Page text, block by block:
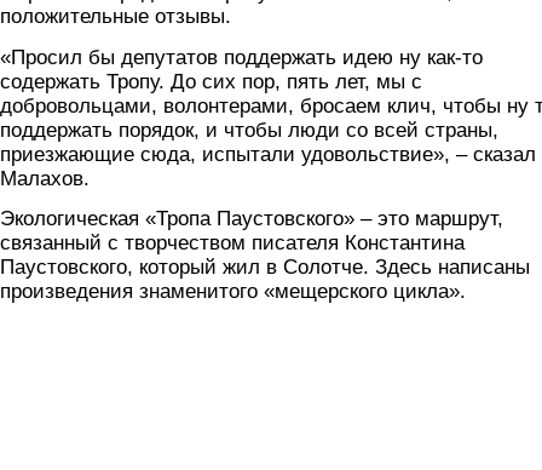
положительные отзывы.
«Просил бы депутатов поддержать идею ну как-то
содержать Тропу. До сих пор, пять лет, мы с
добровольцами, волонтерами, бросаем клич, чтобы ну
поддержать порядок, и чтобы люди со всей страны,
приезжающие сюда, испытали удовольствие», – сказал
Малахов.
Экологическая «Тропа Паустовского» – это маршрут,
связанный с творчеством писателя Константина
Паустовского, который жил в Солотче. Здесь написаны
произведения знаменитого «мещерского цикла».